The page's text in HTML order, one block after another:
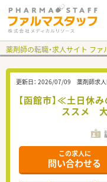
薬剤師の転職・求人サイト ファ
更新日： 2026/07/09 薬剤師求人
【函館市】≪土日休
ススメ
この求人に
問い合わせる